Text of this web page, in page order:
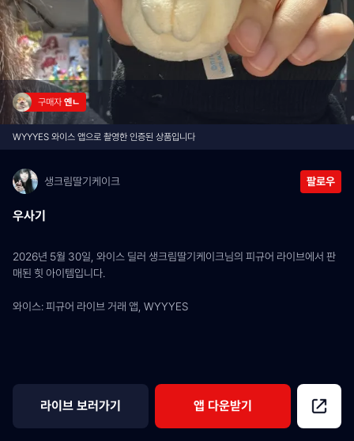
구매자 옌ㄴ
WYYYES 와이스 앱으로 촬영한 인증된 상품입니다
생크림딸기케이크 팔로우
우사기
2026년 5월 30일, 와이스 딜러 생크림딸기케이크님의 피규어 라이브에서 판
매된 힛 아이템입니다.
와이스: 피규어 라이브 거래 앱, WYYYES
라이브 보러가기 앱 다운받기